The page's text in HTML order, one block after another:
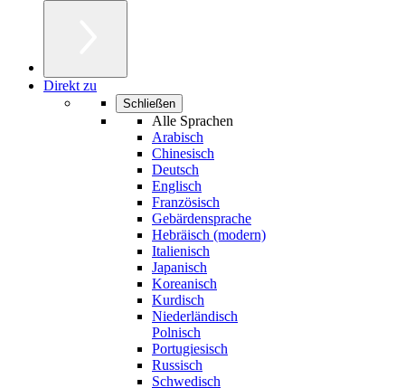
Direkt zu
Schließen
Alle Sprachen
Arabisch
Chinesisch
Deutsch
Englisch
Französisch
Gebärdensprache
Hebräisch (modern)
Italienisch
Japanisch
Koreanisch
Kurdisch
Niederländisch
Polnisch
Portugiesisch
Russisch
Schwedisch